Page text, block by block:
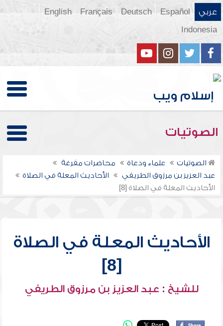
عربي Español
Deutsch
Français
English
Indonesia
الصوتيات
الصوتيات علماء ودعاة
محاضرات مفرغة
عبد العزيز بن مرزوق الطريفي
الأحاديث المعلة في الصلاة
الأحاديث المعلة في الصلاة [8]
الأحاديث المعلة في الصلاة
[8]
للشيخ : عبد العزيز بن مرزوق الطريفي